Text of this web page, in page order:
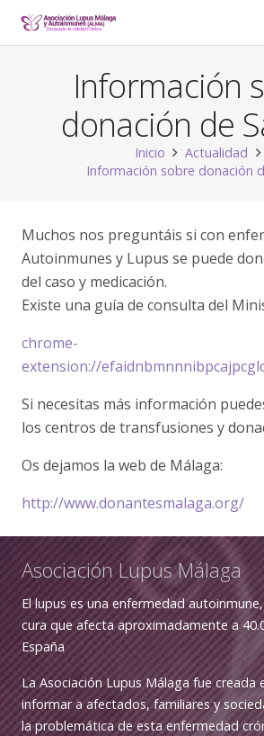
Información
donación de
Inicio
Actualidad
Información sobre donación
Muchos nos preguntáis si con
Autoinmunes y Lupus se puede
del caso y medicación.
Existe una guía de consulta del
chrome-
extension://
Si necesitas más información
los centros de transfusiones y
Os dejamos la web de Málaga:
http://www.donantesmalaga.org/
Asociación Lupus Málaga
El lupus es una enfermedad
cura que afecta aproximadamente a
España
La Asociación Lupus Málaga fue creada
informar a afectados, familiares y
la problemática de esta enfermedad